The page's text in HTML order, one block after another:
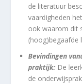
de literatuur
vaardigheden
ook waarom dit
(hoog)begaafde
Bevindingen
praktijk: De
de